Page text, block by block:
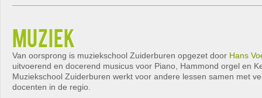
muziek
Van oorsprong is muziekschool Zuiderburen opgezet door Hans
uitvoerend en docerend musicus voor Piano, Hammond orgel en
Muziekschool Zuiderburen werkt voor andere lessen samen met
docenten in de regio.